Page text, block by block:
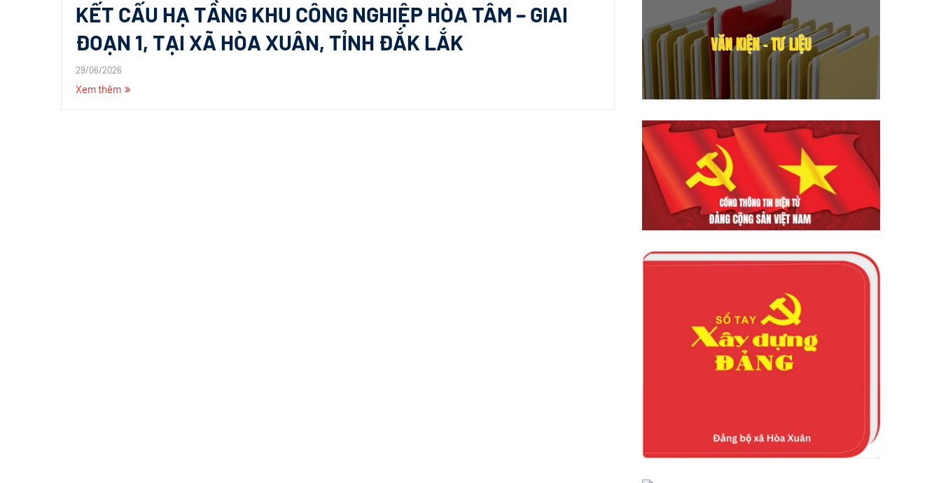
KẾT CẤU HẠ TẦNG KHU CÔNG NGHIỆP HÒA TÂM – GIAI
ĐOẠN 1, TẠI XÃ HÒA XUÂN, TỈNH ĐẮK LẮK
29/06/2026
Xem thêm